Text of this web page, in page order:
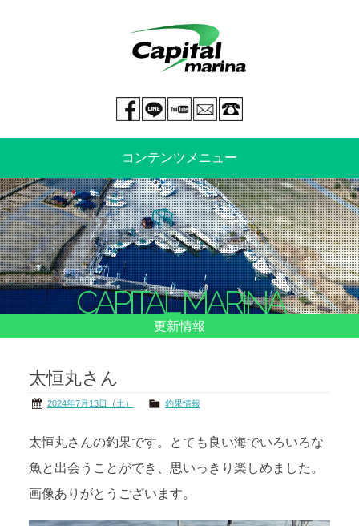
mail
You tube
LINE@
Facebook page
コンテンツメニュー
中古艇情報 新艇情報
船のご売却 整備・特殊艤装
船舶保険 マリーナ情報・料金表
茨城の海
会社概要 リンク
CAPITAL MARINA
更新情報
太恒丸さん
2024年7月13日（土） 釣果情報
太恒丸さんの釣果です。とても良い海でいろいろな
魚と出会うことができ、思いっきり楽しめました。
画像ありがとうございます。